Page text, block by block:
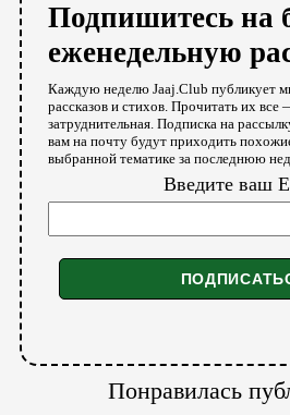
Подпишитесь на
еженедельную
Каждую неделю Jaaj.Club публикует
рассказов и стихов. Прочитать их все
затруднительная. Подписка на
вам на почту будут приходить
выбранной тематике за последнюю
Введите ваш
Понравилась